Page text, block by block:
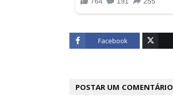
Facebook
POSTAR UM COMENTÁRIO